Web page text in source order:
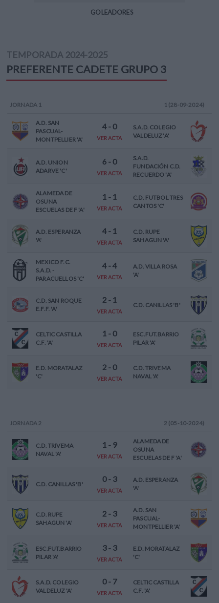
GOLEADORES
TEMPORADA 2024-2025
PREFERENTE CADETE GRUPO 3
JORNADA 1 1 (28-09-2024)
A.D. SAN
PASCUAL-
MONTPELLIER 'A'
4- 0
VER ACTA
S.A.D. COLEGIO
VALDELUZ 'A'
A.D. UNION
ADARVE 'C'
6- 0
VER ACTA
S.A.D.
FUNDACIÓN C.D.
RECUERDO 'A'
ALAMEDA DE
OSUNA
ESCUELAS DE F 'A'
1 - 1
VER ACTA
C.D. FUTBOL TRES
CANTOS 'C'
A.D. ESPERANZA
'A'
4- 1
VER ACTA
C.D. RUPE
SAHAGUN 'A'
MEXICO F.C.
S.A.D. -
PARACUELLOS 'C'
4-4
VER ACTA
A.D. VILLA ROSA
'A'
C.D. SAN ROQUE
E.F.F. 'A'
2- 1
VER ACTA
C.D. CANILLAS 'B'
CELTIC CASTILLA
C.F. 'A'
1- 0
VER ACTA
ESC.FUT.BARRIO
PILAR 'A'
E.D. MORATALAZ
'C'
2- 0
VER ACTA
C.D. TRIVEMA
NAVAL 'A'
JORNADA 2 2 (05-10-2024)
C.D. TRIVEMA
NAVAL 'A'
1 - 9
VER ACTA
ALAMEDA DE
OSUNA
ESCUELAS DE F 'A'
C.D. CANILLAS 'B'
0- 3
VER ACTA
A.D. ESPERANZA
'A'
C.D. RUPE
SAHAGUN 'A'
2- 3
VER ACTA
A.D. SAN
PASCUAL-
MONTPELLIER 'A'
ESC.FUT.BARRIO
PILAR 'A'
3- 3
VER ACTA
E.D. MORATALAZ
'C'
S.A.D. COLEGIO
VALDELUZ 'A'
0- 7
VER ACTA
CELTIC CASTILLA
C.F. 'A'